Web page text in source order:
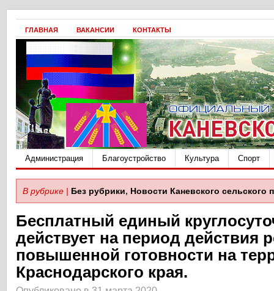
ГЛАВНАЯ ВАКАНСИИ КОНТАКТЫ
Администрация Благоустройство Культура Спорт
В рубрике | Без рубрики, Новости Каневского сельского
Бесплатный единый
действует на период действия
повышенной готовности на
Краснодарского края.